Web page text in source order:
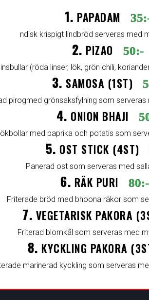
1. PAPADAM
ndisk krispigt lindbröd serveras med
2. PIZAO 50:-
(röda linser, lök, grön chili,
3. SAMOSA (1ST)
pirogmed grönsaksfylning som
4. ONION BHAJI
med paprika och potatis som
5. OST STICK (4ST)
Panerad ost som serveras med
6. RÄK PURI 80:-
Friterade bröd med bhoona räkor som
7. VEGETARISK PAKORA
Friterad blomkål som serveras med
8. KYCKLING PAKORA
marinerad kyckling som serveras